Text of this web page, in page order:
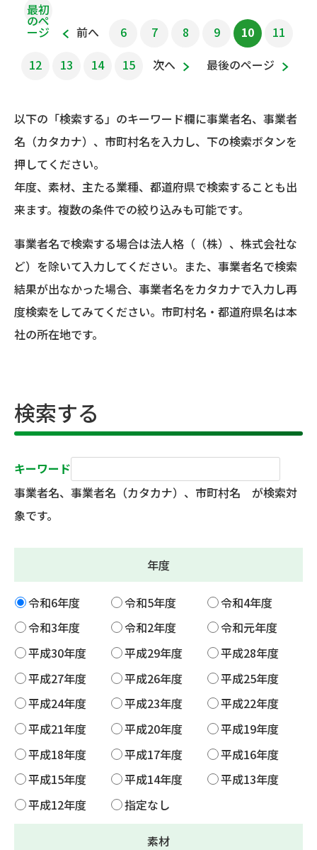
最初
のペ
ージ 前へ 6 7 8 9 10
11
12
13 14 15 次へ 最後のページ
以下の「検索する」のキーワード欄に事業者名、事業者
名（カタカナ）、市町村名を入力し、下の検索ボタンを
押してください。
年度、素材、主たる業種、都道府県で検索することも出
来ます。複数の条件での絞り込みも可能です。
事業者名で検索する場合は法人格（（株）、株式会社な
ど）を除いて入力してください。また、事業者名で検索
結果が出なかった場合、事業者名をカタカナで入力し再
度検索をしてみてください。市町村名・都道府県名は本
社の所在地です。
検索する
キーワード
事業者名、事業者名（カタカナ）、市町村名 が検索対
象です。
年度
令和6年度 令和5年度
令和4年度
令和3年度
令和2年度
令和元年度
平成30年度
平成29年度
平成28年度
平成27年度
平成26年度
平成25年度
平成24年度
平成23年度
平成22年度
平成21年度
平成20年度
平成19年度
平成18年度
平成17年度
平成16年度
平成15年度
平成14年度
平成13年度
平成12年度
指定なし
素材